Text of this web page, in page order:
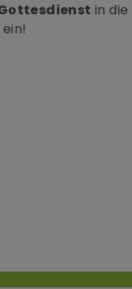
in die
ein!